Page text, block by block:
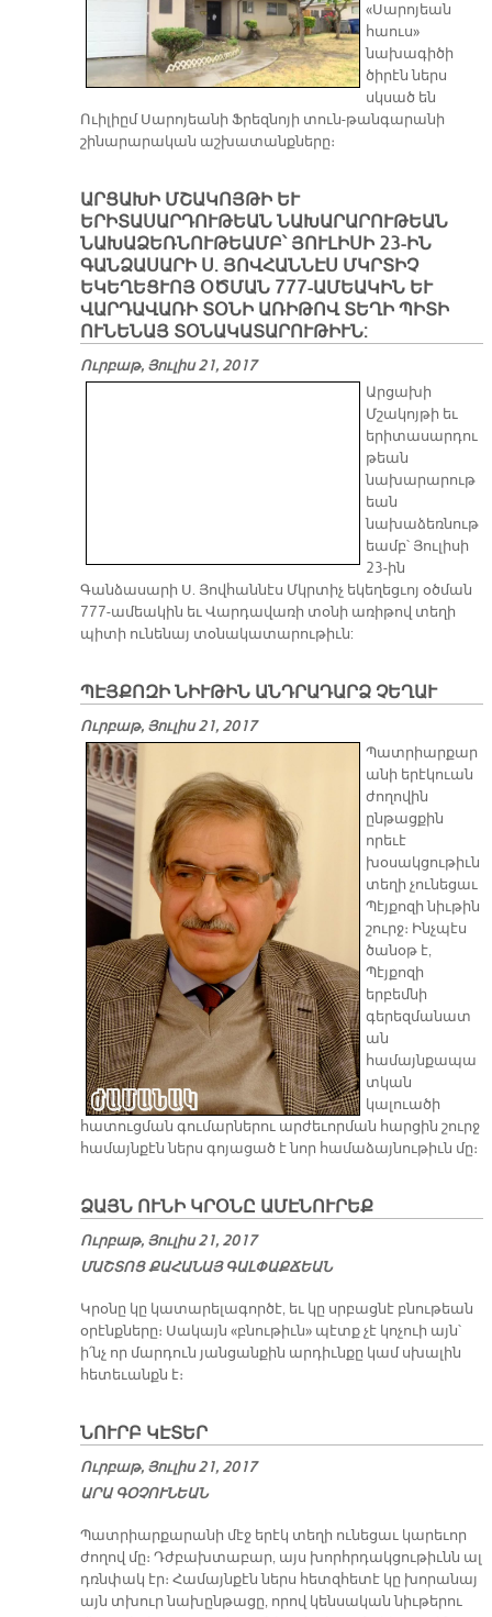
«Սարոյեան
հաուս»
նախագիծի
ծիրէն ներս
սկսած են
Ուիլիըմ Սարոյեանի Ֆրեզնոյի տուն-թանգարանի
շինարարական աշխատանքները։
ԱՐՑԱԽԻ ՄՇԱԿՈՅԹԻ ԵՒ
ԵՐԻՏԱՍԱՐԴՈՒԹԵԱՆ ՆԱԽԱՐԱՐՈՒԹԵԱՆ
ՆԱԽԱՁԵՌՆՈՒԹԵԱՄԲ՝ ՅՈՒԼԻՍԻ 23-ԻՆ
ԳԱՆՁԱՍԱՐԻ Ս. ՅՈՎՀԱՆՆԷՍ ՄԿՐՏԻՉ
ԵԿԵՂԵՑՒՈՅ ՕԾՄԱՆ 777-ԱՄԵԱԿԻՆ ԵՒ
ՎԱՐԴԱՎԱՌԻ ՏՕՆԻ ԱՌԻԹՈՎ ՏԵՂԻ ՊԻՏԻ
ՈՒՆԵՆԱՅ ՏՕՆԱԿԱՏԱՐՈՒԹԻՒՆ:
Ուրբաթ, Յուլիս 21, 2017
Արցախի
Մշակոյթի եւ
երիտասարդու
թեան
նախարարութ
եան
նախաձեռնութ
եամբ՝ Յուլիսի
23-ին
Գանձասարի Ս. Յովհաննէս Մկրտիչ եկեղեցւոյ օծման
777-ամեակին եւ Վարդավառի տօնի առիթով տեղի
պիտի ունենայ տօնակատարութիւն:
ՊԷՅՔՈԶԻ ՆԻՒԹԻՆ ԱՆԴՐԱԴԱՐՁ ՉԵՂԱՒ
Ուրբաթ, Յուլիս 21, 2017
Պատրիարքար
անի երէկուան
ժողովին
ընթացքին
որեւէ
խօսակցութիւն
տեղի չունեցաւ
Պէյքոզի նիւթին
շուրջ։ Ինչպէս
ծանօթ է,
Պէյքոզի
երբեմնի
գերեզմանատ
ան
համայնքապա
տկան
կալուածի
հատուցման գումարներու արժեւորման հարցին շուրջ
համայնքէն ներս գոյացած է նոր համաձայնութիւն մը։
ՁԱՅՆ ՈՒՆԻ ԿՐՕՆԸ ԱՄԷՆՈՒՐԵՔ
Ուրբաթ, Յուլիս 21, 2017
ՄԱՇ­ՏՈՑ ՔԱ­ՀԱ­ՆԱՅ ԳԱԼ­ՓԱՔ­ՃԵԱՆ
Կրօնը կը կատարելագործէ, եւ կը սրբացնէ բնութեան
օրէնքները։ Սակայն «բնութիւն» պէտք չէ կոչուի այն՝
ի՛նչ որ մարդուն յանցանքին արդիւնքը կամ սխալին
հետեւանքն է։
ՆՈՒՐԲ ԿԷՏԵՐ
Ուրբաթ, Յուլիս 21, 2017
ԱՐԱ ԳՕՉՈՒՆԵԱՆ
Պատրիարքարանի մէջ երէկ տեղի ունեցաւ կարեւոր
ժողով մը։ Դժբախտաբար, այս խորհրդակցութիւնն ալ
դռնփակ էր։ Համայնքէն ներս հետզհետէ կը խորանայ
այն տխուր նախընթացը, որով կենսական նիւթերու